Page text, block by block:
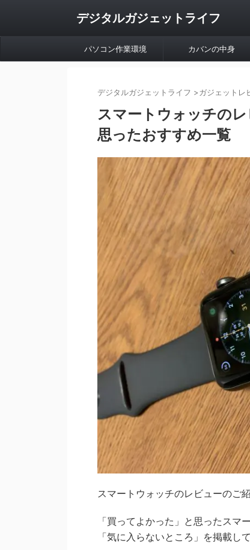
デジタルガジェットライフ
パソコン作業環境 カバンの中身
デジタルガジェットライフ >ガジェットレ
スマートウォッチの
思ったおすすめ一覧
スマートウォッチのレビューのご紹
「買ってよかった」と思ったス
「気に入らないところ」を掲載し